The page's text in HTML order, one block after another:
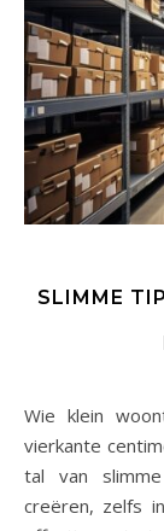
SLIMME
Wie klein woont, weet hoe belangrijk het is om elke
vierkante
tal van
creëren, zelfs